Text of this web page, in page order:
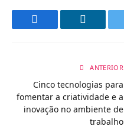
ANTERIOR
Cinco tecnologias para
fomentar a criatividade e a
inovação no ambiente de
trabalho